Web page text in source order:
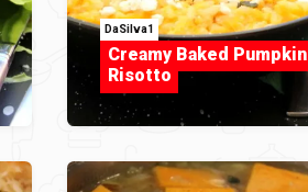
DaSilva1
Creamy Baked Pumpkin
Risotto